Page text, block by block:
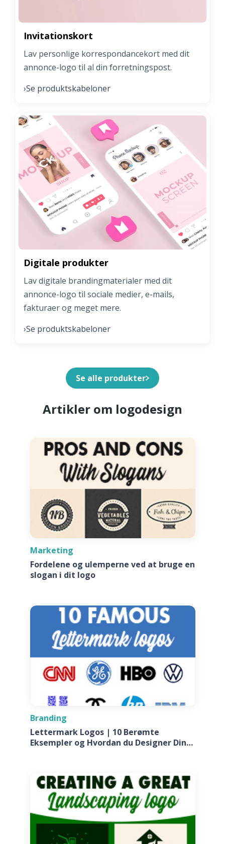
Invitationskort
Lav personlige korrespondancekort med dit
annonce-logo til al din forretningspost.
›Se produktskabeloner
Digitale produkter
Lav digitale brandingmaterialer med dit
annonce-logo til sociale medier, e-mails,
fakturaer og meget mere.
›Se produktskabeloner
Se alle produkter
Artikler om logodesign
Marketing
Fordelene og ulemperne ved at bruge en
slogan i dit logo
Branding
Lettermark Logos | 10 Berømte
Eksempler og Hvordan du Designer Din